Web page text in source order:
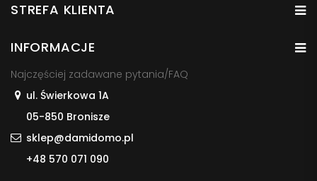
STREFA KLIENTA
INFORMACJE
Najczęściej zadawane pytania/FAQ
ul. Świerkowa 1A
05-850 Bronisze
sklep@damidomo.pl
+48 570 071 090